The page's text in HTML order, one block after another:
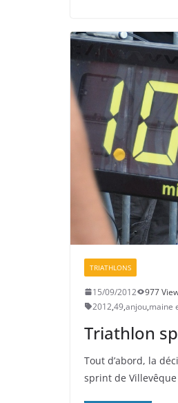
TRIATHLONS
15/09/2012 977
2012,49,anjou,maine
Triathlon
Tout d’abord, la
sprint de